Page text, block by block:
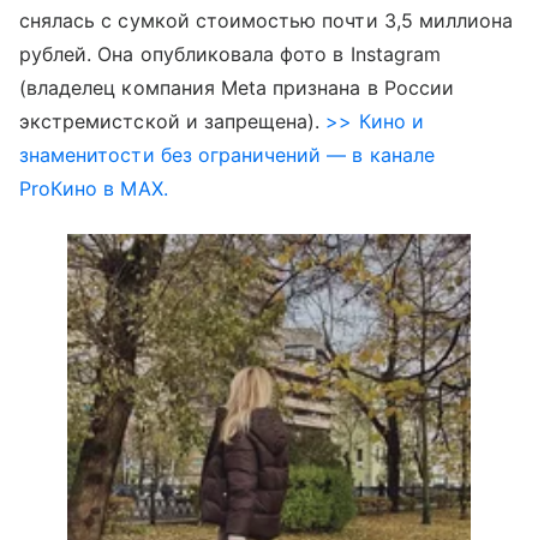
снялась с сумкой стоимостью почти 3,5 миллиона
рублей. Она опубликовала фото в Instagram
(владелец компания Meta признана в России
экстремистской и запрещена). >> Кино и
знаменитости без ограничений — в канале
ProКино в MAX.